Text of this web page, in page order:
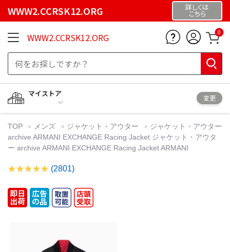
WWW2.CCRSK12.ORG 詳しくは
こちら
WWW2.CCRSK12.ORG 0
マイストア
変更
TOP メンズ ジャケット・アウター
ジャケット・アウター
archive ARMANI EXCHANGE Racing Jacket ジャケット・アウタ
ー archive ARMANI EXCHANGE Racing Jacket ARMANI
(2801)